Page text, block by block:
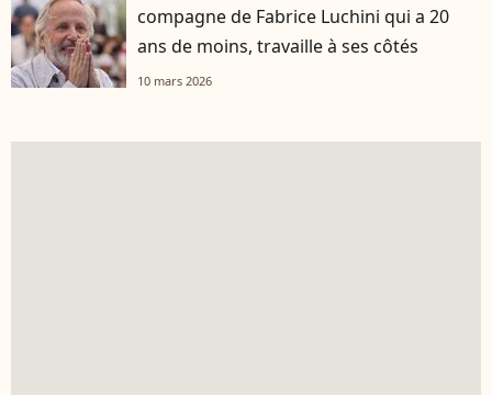
compagne de Fabrice Luchini qui a 20
ans de moins, travaille à ses côtés
10 mars 2026